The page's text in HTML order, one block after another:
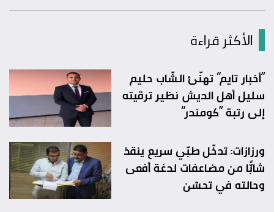
الأكثر قراءة
“أخبار تايم” تهنّئ الشّاب حليم
سليل أهل الديش نظير ترقيته
إلى رتبة “كومندر”
ورزازات: تدخّل طبّي سريع ينقذ
شابًّا من مضاعفات لدغة أفعى
وحالته في تحسّن